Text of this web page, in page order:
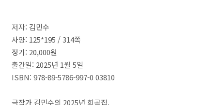
저자: 김민수
사양: 125*195 / 314쪽
정가: 20,000원
출간일: 2025년 1월 5일
ISBN: 978-89-5786-997-0 03810
극작가 김민수의 2025년 희곡집.